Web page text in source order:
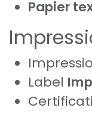
Papier
Label